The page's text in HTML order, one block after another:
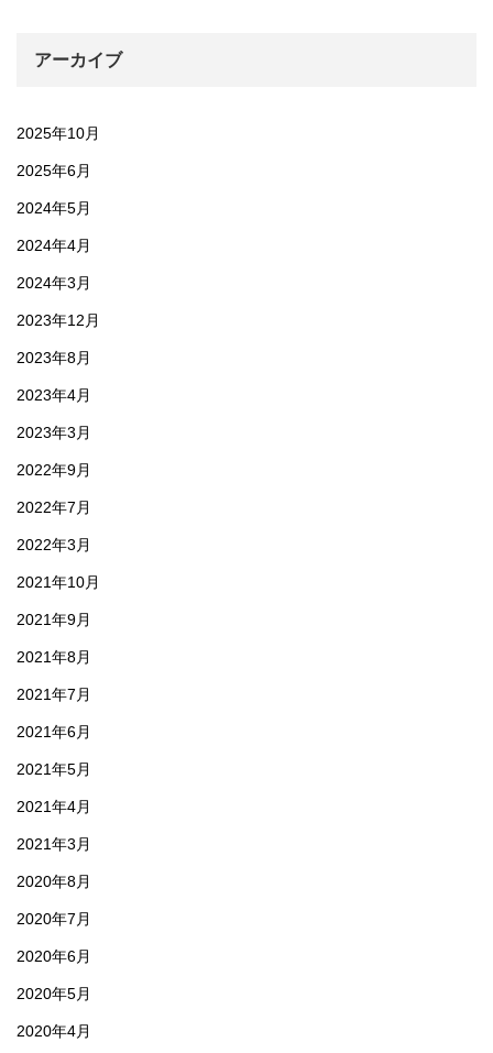
アーカイブ
2025年10月
2025年6月
2024年5月
2024年4月
2024年3月
2023年12月
2023年8月
2023年4月
2023年3月
2022年9月
2022年7月
2022年3月
2021年10月
2021年9月
2021年8月
2021年7月
2021年6月
2021年5月
2021年4月
2021年3月
2020年8月
2020年7月
2020年6月
2020年5月
2020年4月